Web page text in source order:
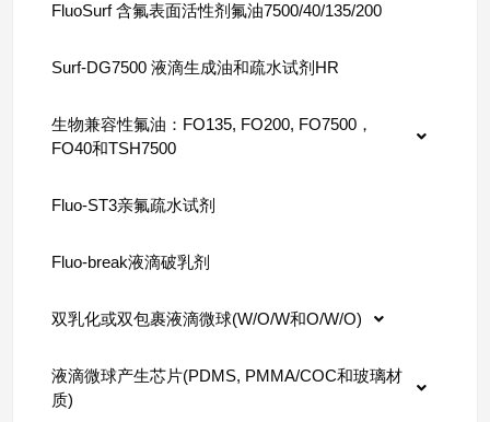
FluoSurf 含氟表面活性剂氟油7500/40/135/200
Surf-DG7500 液滴生成油和疏水试剂HR
生物兼容性氟油：FO135, FO200, FO7500，
FO40和TSH7500
Fluo-ST3亲氟疏水试剂
Fluo-break液滴破乳剂
双乳化或双包裹液滴微球(W/O/W和O/W/O)
液滴微球产生芯片(PDMS, PMMA/COC和玻璃材
质)